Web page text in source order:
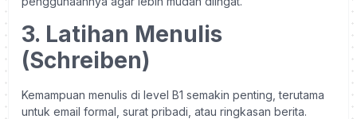
3. Latihan Menulis
(Schreiben)
Kemampuan menulis di level B1 semakin penting, terutama
untuk email formal, surat pribadi, atau ringkasan berita.